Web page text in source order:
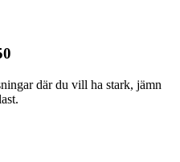
där du vill ha stark, jämn